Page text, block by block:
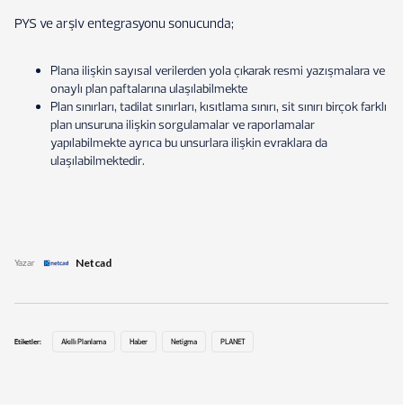
PYS ve arşiv entegrasyonu sonucunda;
Plana ilişkin sayısal verilerden yola çıkarak resmi yazışmalara ve
onaylı plan paftalarına ulaşılabilmekte
Plan sınırları, tadilat sınırları, kısıtlama sınırı, sit sınırı birçok farklı
plan unsuruna ilişkin sorgulamalar ve raporlamalar
yapılabilmekte ayrıca bu unsurlara ilişkin evraklara da
ulaşılabilmektedir.
Yazar Netcad
Etiketler: Akıllı Planlama Haber Netigma PLANET